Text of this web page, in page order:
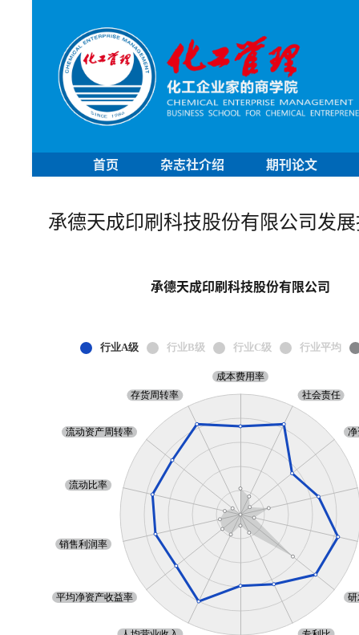
首页 杂志社介绍 期刊论文
承德天成印刷科技股份有限公司发
承德天成印刷科技股份有限公司